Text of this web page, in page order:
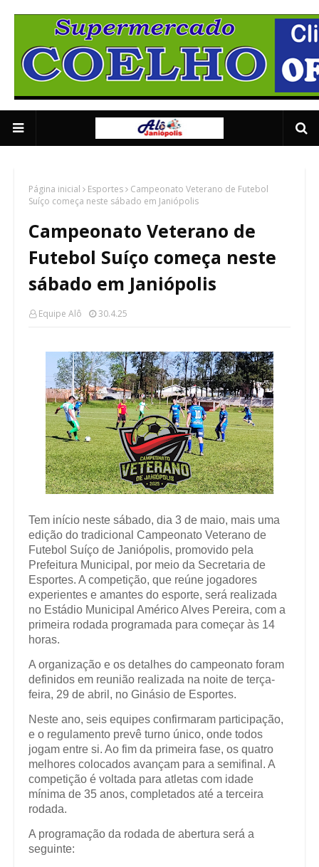
Página inicial Esportes
Campeonato Veterano de Futebol
Suíço começa neste sábado em Janiópolis
Campeonato Veterano de
Futebol Suíço começa neste
sábado em Janiópolis
Equipe Alô 30.4.25
Tem início neste sábado, dia 3 de maio, mais uma
edição do tradicional Campeonato Veterano de
Futebol Suíço de Janiópolis, promovido pela
Prefeitura Municipal, por meio da Secretaria de
Esportes. A competição, que reúne jogadores
experientes e amantes do esporte, será realizada
no Estádio Municipal Américo Alves Pereira, com a
primeira rodada programada para começar às 14
horas.
A organização e os detalhes do campeonato foram
definidos em reunião realizada na noite de terça-
feira, 29 de abril, no Ginásio de Esportes.
Neste ano, seis equipes confirmaram participação,
e o regulamento prevê turno único, onde todos
jogam entre si. Ao fim da primeira fase, os quatro
melhores colocados avançam para a semifinal. A
competição é voltada para atletas com idade
mínima de 35 anos, completados até a terceira
rodada.
A programação da rodada de abertura será a
seguinte: